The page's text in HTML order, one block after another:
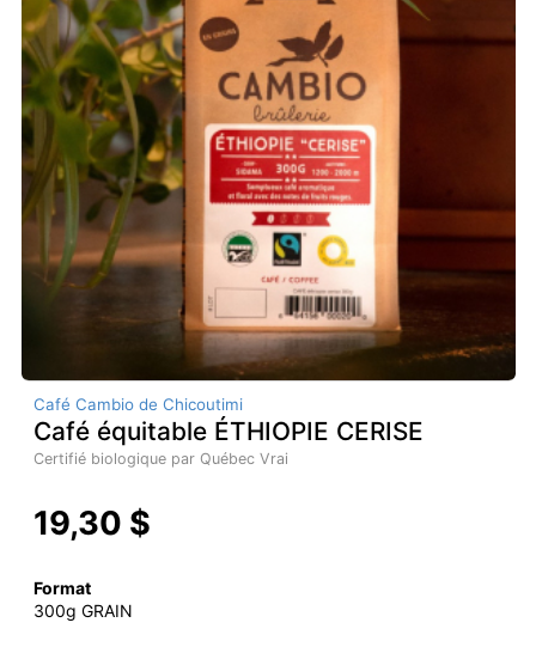
Café Cambio de Chicoutimi
Café équitable ÉTHIOPIE CERISE
Certifié biologique par Québec Vrai
19,30 $
Format
300g GRAIN